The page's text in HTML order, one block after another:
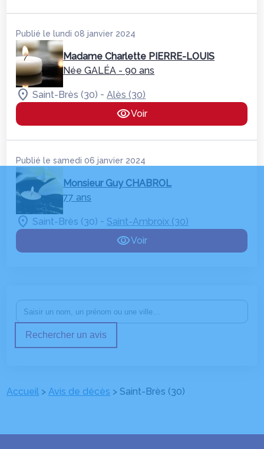
Publié le lundi 08 janvier 2024
Madame Charlette PIERRE-LOUIS
Née GALÉA - 90 ans
Saint-Brès (30) -Alès (30)
Voir
Publié le samedi 06 janvier 2024
Monsieur Guy CHABROL
77 ans
Saint-Brès (30) - Saint-Ambroix (30)
Voir
Rechercher un avis
Accueil >Avis de décès >Saint-Brès (30)